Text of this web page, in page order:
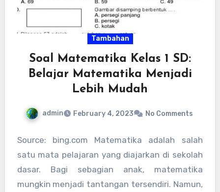
Tambahan
Soal Matematika Kelas 1 SD:
Belajar Matematika Menjadi
Lebih Mudah
admin February 4, 2023 No Comments
Source: bing.com Matematika adalah salah
satu mata pelajaran yang diajarkan di sekolah
dasar. Bagi sebagian anak, matematika
mungkin menjadi tantangan tersendiri. Namun,